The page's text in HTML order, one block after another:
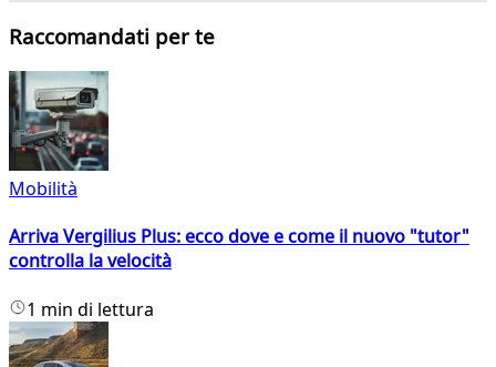
Raccomandati per te
Mobilità
Arriva Vergilius Plus: ecco dove e come il nuovo "tutor"
controlla la velocità
1 min di lettura